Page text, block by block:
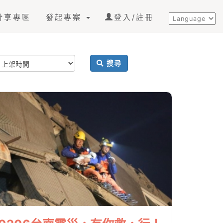
享專區 發起專案 登入/註冊
搜尋